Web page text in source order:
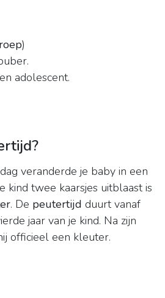
)
adolescent.
veranderde je baby in een
kind twee kaarsjes uitblaast is
. De peutertijd duurt vanaf
jaar van je kind. Na zijn
officieel een kleuter.